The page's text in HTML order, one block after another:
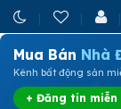
Mua Bán Nhà
Kênh bất động sản
+ Đăng tin miễn